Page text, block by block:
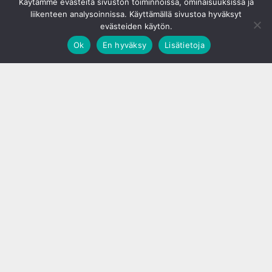
liikenteen analysoinnissa. Käyttämällä sivustoa hyväksyt
evästeiden käytön.
Ok
En hyväksy Lisätietoja